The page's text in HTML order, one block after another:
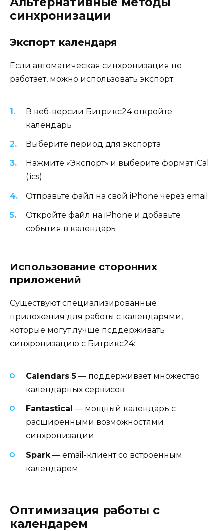
синхронизации
Экспорт календаря
Если автоматическая синхронизация не
работает, можно использовать экспорт:
В веб-версии Битрикс24 откройте
календарь
Выберите период для экспорта
Нажмите «Экспорт» и выберите формат iCal
(.ics)
Отправьте файл на свой iPhone через email
Откройте файл на iPhone и добавьте
события в календарь
Использование сторонних
приложений
Существуют специализированные
приложения для работы с календарями,
которые могут лучше поддерживать
синхронизацию с Битрикс24:
Calendars 5 — поддерживает множество
календарных сервисов
Fantastical — мощный календарь с
расширенными возможностями
синхронизации
Spark — email-клиент со встроенным
календарем
Оптимизация работы с
календарем